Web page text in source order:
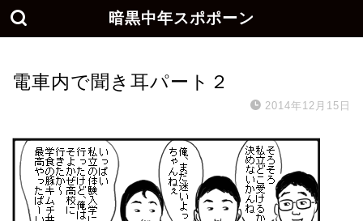
暗黒中年スポポーン
電車内で聞き耳パート２
2014年12月15日